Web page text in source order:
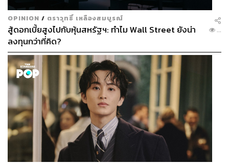
OPINION / ตราวุทธิ์ เหลืองสมบูรณ์
สู้ดอกเบี้ยสูงไปกับหุ้นสหรัฐฯ: ทำไม Wall Street ยังน่า
ลงทุนกว่าที่คิด?
...